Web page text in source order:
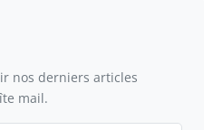
nos derniers articles
mail.